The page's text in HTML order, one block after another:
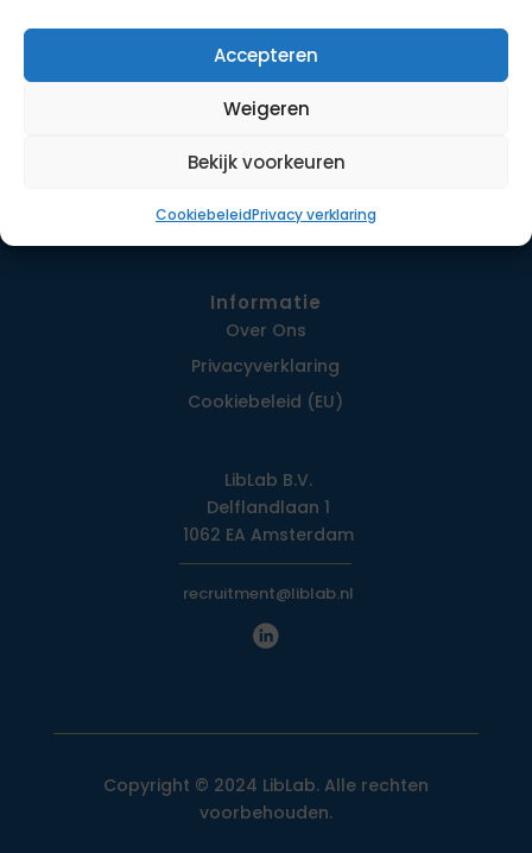
Accepteren
Weigeren
Bekijk voorkeuren
CookiebeleidPrivacy verklaring
Opdrachten
Werkwijze
Contact
Informatie
Over Ons
Privacy­verklaring
Cookiebeleid (EU)
LibLab B.V.
Delflandlaan 1
1062 EA Amsterdam
recruitment@liblab.nl
Copyright © 2024 LibLab. Alle rechten
voorbehouden.